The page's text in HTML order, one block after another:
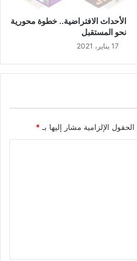
الأحداث الافتراضية.. خطوة محورية
نحو المستقبل
17 يناير، 2021
الحقول الإلزامية مشار إليها بـ *